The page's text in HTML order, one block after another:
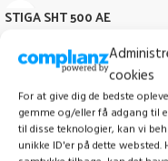
cookies
For at give dig de bedste
gemme og/eller få adgang til
til disse teknologier, kan vi
unikke ID'er på dette
STIGA SHT 500 AE
Alle hækkeklipper,
batteri
1.299,00kr.
inkl. moms
SKU:278302108/st1
48 V hækkeklipper med et 58 cm